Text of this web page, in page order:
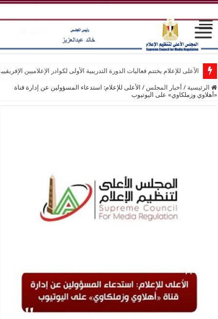
الأعلى للإعلام يختتم فعاليات الدورة التدريبية الأولى لكوادر الإعلاميين
الرئيسية / أخبار المجلس / الأعلى للإعلام: استدعاء المسؤولين عن إدارة قناة
«أهلاوي وزملكاوي» على اليوتيوب